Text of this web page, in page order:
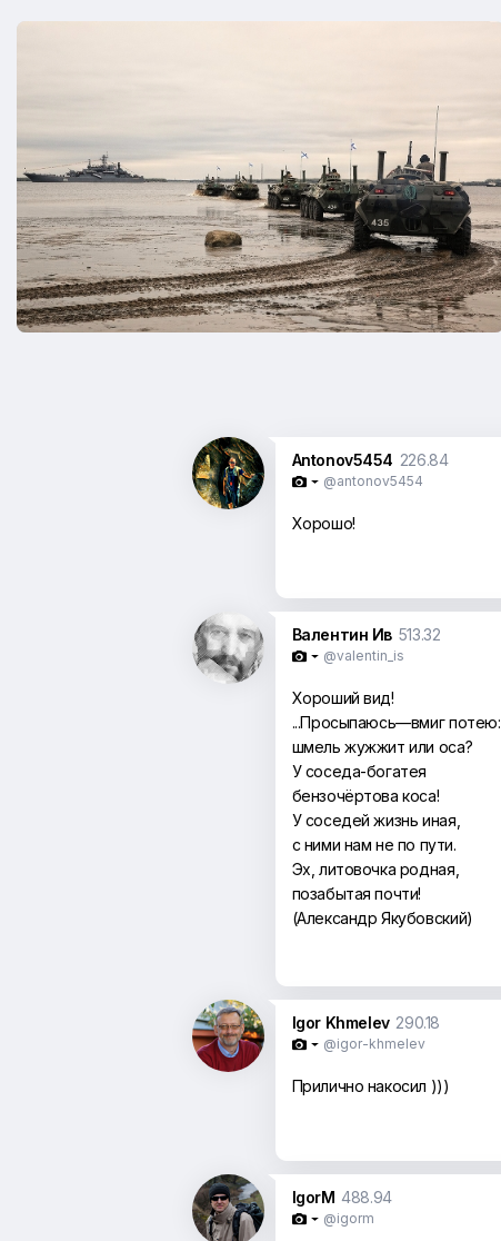
Antonov5454 226.84
 @antonov5454
Хорошо!
Валентин Ив 513.32
 @valentin_is
Хороший вид!
...Просыпаюсь—вмиг потею:
шмель жужжит или оса?
У соседа-богатея
бензочёртова коса!
У соседей жизнь иная,
с ними нам не по пути.
Эх, литовочка родная,
позабытая почти!
(Александр Якубовский)
Igor Khmelev 290.18
 @igor-khmelev
Прилично накосил )))
IgorM 488.94
 @igorm